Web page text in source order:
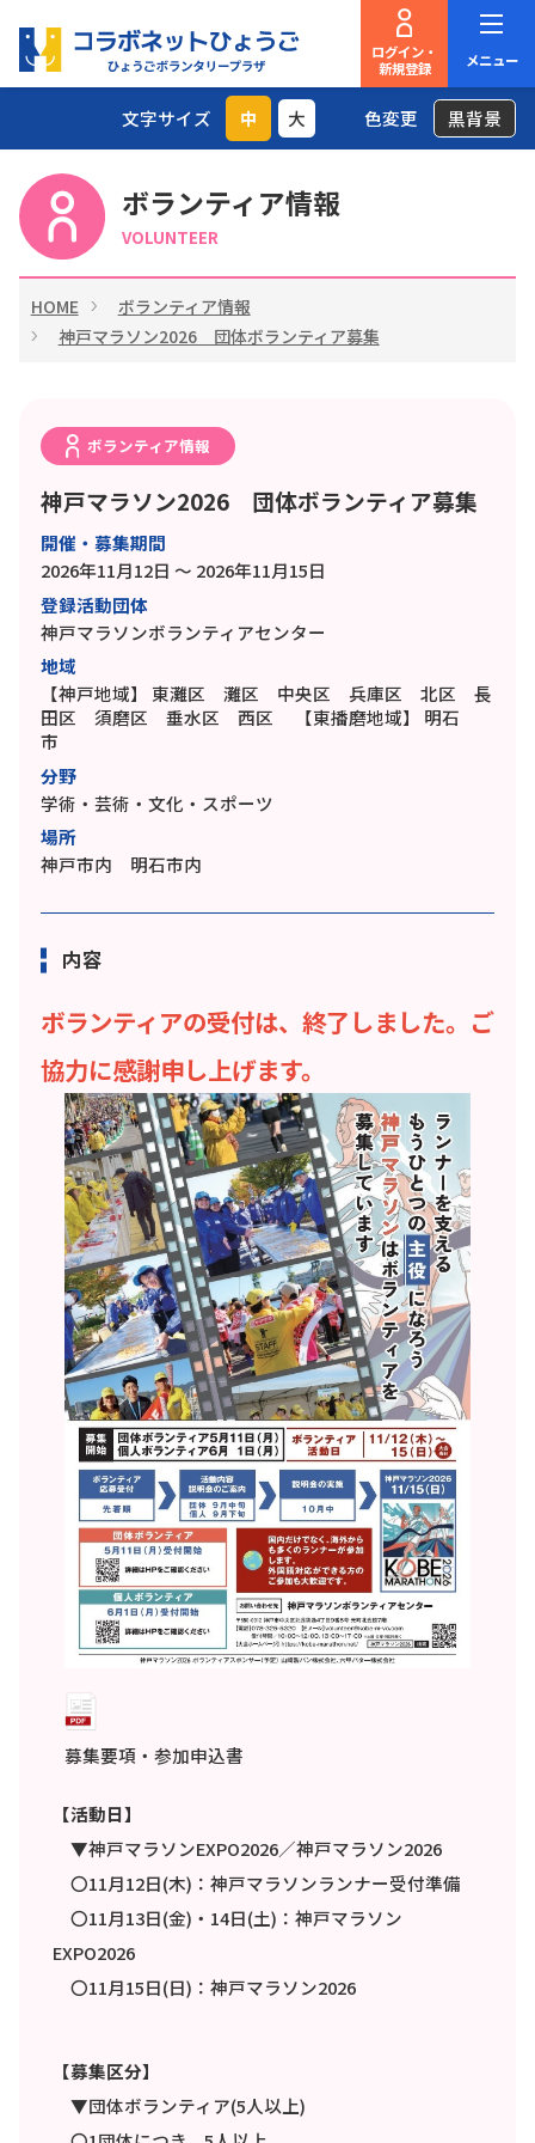
ログイン・
新規登録
メニュー
文字サイズ 中 大 色変更 黒背景
ボランティア情報
VOLUNTEER
HOME
ボランティア情報
神戸マラソン2026 団体ボランティア募集
ボランティア情報
神戸マラソン2026 団体ボランティア募集
開催・募集期間
2026年11月12日 ～ 2026年11月15日
登録活動団体
神戸マラソンボランティアセンター
地域
【神戸地域】
東灘区 灘区 中央区 兵庫区 北区 長
田区 須磨区 垂水区 西区
【東播磨地域】
明石
市
分野
学術・芸術・文化・スポーツ
場所
神戸市内 明石市内
内容
ボランティアの受付は、終了しました。 ご
協力に感謝申し上げます。
募集要項・参加申込書
【活動日】
▼神戸マラソンEXPO2026／神戸マラソン2026
〇11月12日(木)：神戸マラソンランナー受付準備
〇11月13日(金)・14日(土)：神戸マラソン
EXPO2026
〇11月15日(日)：神戸マラソン2026
【募集区分】
▼団体ボランティア(5人以上)